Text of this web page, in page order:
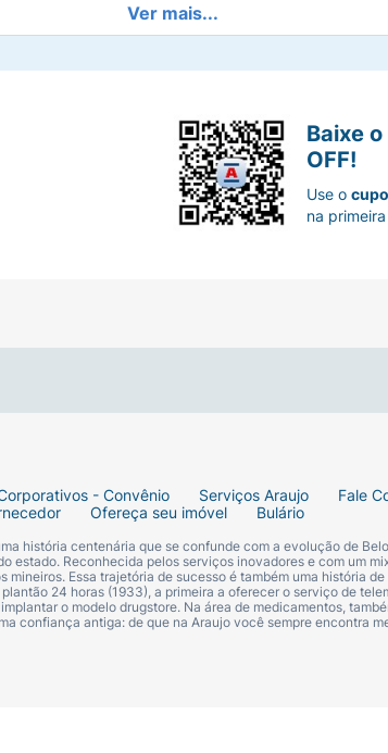
e confere um aspecto de "pele
sol. Aplique em abundância sobre a pele
Ver mais...
- Convênio Serviços Araujo
Fale
Ofereça seu imóvel Bulário
história centenária que se confunde com a evolução de
estado. Reconhecida pelos serviços inovadores e com um
Essa trajetória de sucesso é também uma história
24 horas (1933), a primeira a oferecer o serviço de
o modelo drugstore. Na área de medicamentos,
confiança antiga: de que na Araujo você sempre encontra
Baixe
OFF!
Use o
na